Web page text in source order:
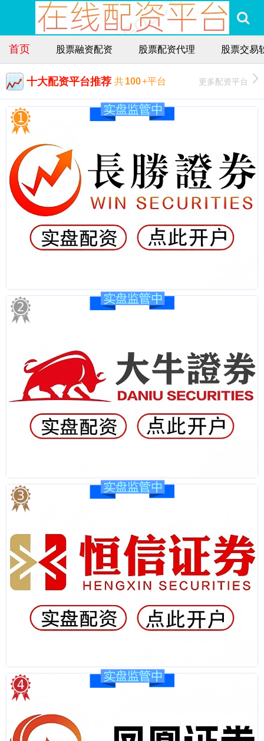
首页 股票融资配资 股票配资代理 股票交易
十大配资平台推荐 共100+平台 更多配资平台